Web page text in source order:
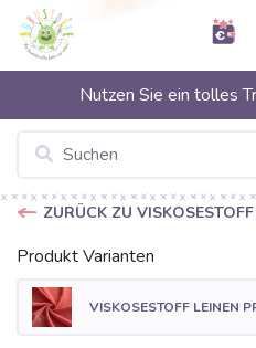
Nutzen Sie ein tolles
ZURÜCK ZU
Produkt Varianten
VISKOSESTOFF LEINEN